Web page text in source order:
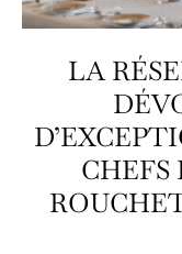
LA
CHEFS